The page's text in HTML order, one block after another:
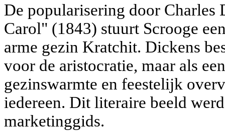
De popularisering door Charles
Carol" (1843) stuurt Scrooge
arme gezin Kratchit. Dickens
voor de aristocratie, maar als
gezinswarmte en feestelijk
iedereen. Dit literaire beeld
marketinggids.